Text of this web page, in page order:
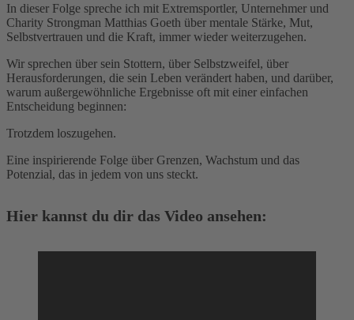
In dieser Folge spreche ich mit Extremsportler, Unternehmer und
Charity Strongman Matthias Goeth über mentale Stärke, Mut,
Selbstvertrauen und die Kraft, immer wieder weiterzugehen.
Wir sprechen über sein Stottern, über Selbstzweifel, über
Herausforderungen, die sein Leben verändert haben, und darüber,
warum außergewöhnliche Ergebnisse oft mit einer einfachen
Entscheidung beginnen:
Trotzdem loszugehen.
Eine inspirierende Folge über Grenzen, Wachstum und das
Potenzial, das in jedem von uns steckt.
Hier kannst du dir das Video ansehen: